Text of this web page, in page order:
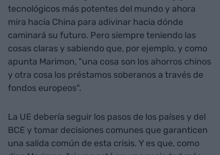
tecnológicos más potentes del mundo y ahora
mira hacia China para adivinar hacia dónde
caminará su futuro. Pero siempre teniendo las
cosas claras y sabiendo que, por ejemplo, y como
apunta Marimon, "una cosa son los ahorros chinos
y otra cosa los préstamos soberanos a través de
fondos europeos".
La UE debería seguir los pasos de los países y del
BCE y tomar decisiones comunes que garanticen
una salida común de esta crisis. Y es que, como